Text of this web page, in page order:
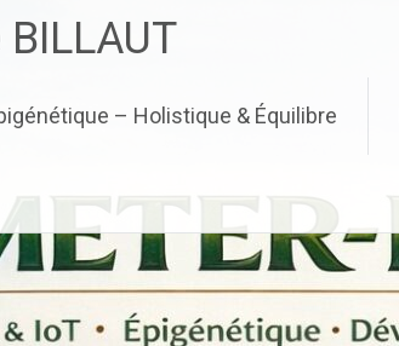
– Holistique & Équilibre